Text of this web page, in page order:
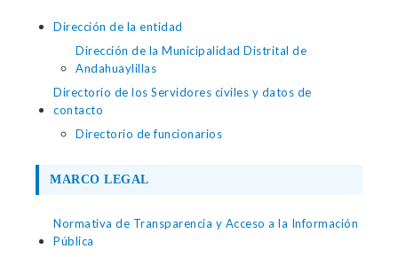
Dirección de la entidad
Dirección de la Municipalidad Distrital de
Andahuaylillas
Directorio de los Servidores civiles y datos de
contacto
Directorio de funcionarios
MARCO LEGAL
Normativa de Transparencia y Acceso a la Información
Pública